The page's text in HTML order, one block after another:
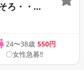
・・・
アルな
24〜38歳 550円
〇女性急募‼